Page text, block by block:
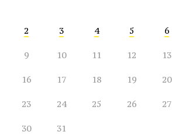
2 3 4 5 6
9 10 11 12 13
16 17 18 19 20
23 24 25 26 27
30 31